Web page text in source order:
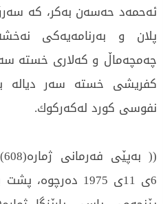
ئه‌حمه‌د حه‌سه‌ن به‌كر، كه‌
پلان و به‌رنامه‌یه‌كی‌
چه‌مچه‌ماڵ و كه‌لاری‌ خسته‌
كفریشی‌ خسته‌ سه‌ر دیاله‌
نفوسی‌ كورد له‌كه‌ركوك.
6ی‌ 11ی‌ 1975